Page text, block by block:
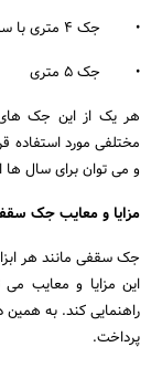
• جک 4 متری با سر ثابت
• جک 5 متری
هر یک از این جک های
مختلفی مورد استفاده
و می توان برای سال ها
مزایا و معایب جک
جک سقفی مانند هر
این مزایا و معایب
راهنمایی کند. به
پرداخت.